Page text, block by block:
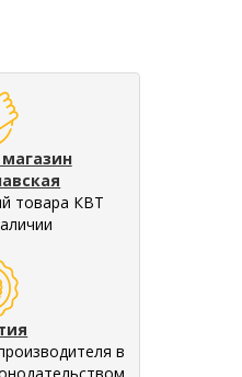
товара КВТ
в